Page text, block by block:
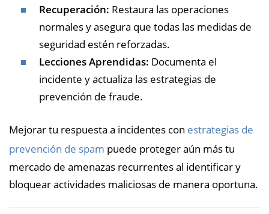
Recuperación: Restaura las operaciones
normales y asegura que todas las medidas de
seguridad estén reforzadas.
Lecciones Aprendidas: Documenta el
incidente y actualiza las estrategias de
prevención de fraude.
Mejorar tu respuesta a incidentes con estrategias de
prevención de spam puede proteger aún más tu
mercado de amenazas recurrentes al identificar y
bloquear actividades maliciosas de manera oportuna.